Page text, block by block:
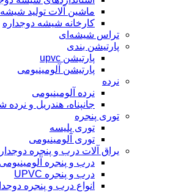
ماشین آلات تولید
کارخانه شیشه دوجداره
تراس شیشه‌ای
پارتیشن بندی
پارتیشن upvc
پارتیشن آلومینیومی
نرده
نرده آلومینیومی
جانپناه، هندریل و
توری پنجره
توری پلیسه
توری آلومینیومی
یراق آلات درب و پنجره
درب و پنجره آلومینیومی
درب و پنجره UPVC
انواع درب و پنجره